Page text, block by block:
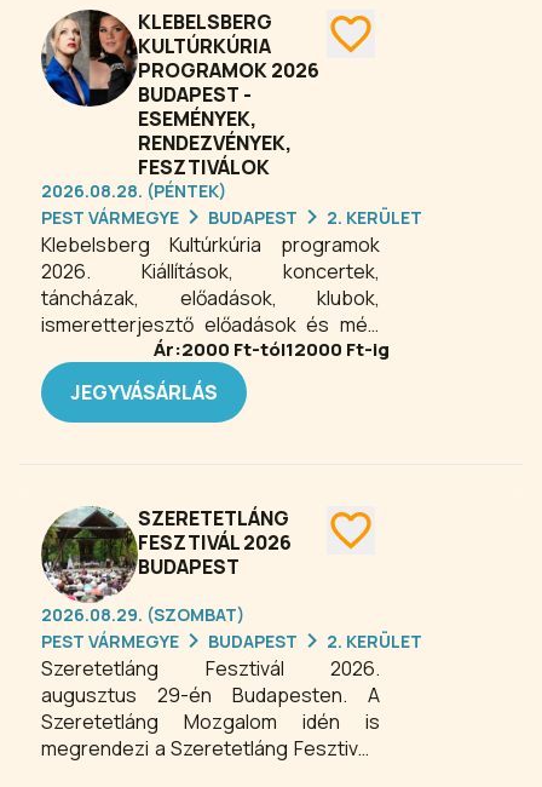
előadásában. A helyszín különleges
hangulata még közelebb hozza a
színház élményét, felejthetetlen
estét ígérve a közönségnek.
KLEBELSBERG
KULTÚRKÚRIA
PROGRAMOK 2026
BUDAPEST -
ESEMÉNYEK,
RENDEZVÉNYEK,
FESZTIVÁLOK
2026.08.28. (PÉNTEK)
PEST VÁRMEGYE
BUDAPEST 2. KERÜLET
Klebelsberg Kultúrkúria programok
2026. Kiállítások, koncertek,
táncházak, előadások, klubok,
ismeretterjesztő előadások és még
számos program a Klebelsberg
Kultúrkúriában. A múlt és jelen közötti
harmonikus kapcsolat nemcsak az
épületre, hanem a Kultúrkúria felvállalt
művészeti koncepciójára is
modern zenés színház (modern
opera); néptánc és kortárs
táncművészet; komolyzene és nívós
könnyűzene; kortárs egyéni és
csoportos képző-és iparművészeti
kiállítások és fotóművészek tárlatai. E
kategóriák látszólag különböző
művészeti ágakhoz tartoznak,
valójában azonban egy tőből
fakadnak, így programkínálatunkban
Ár:2000 Ft-tól12000 Ft-ig
JEGYVÁSÁRLÁS
SZERETETLÁNG
FESZTIVÁL 2026
BUDAPEST
2026.08.29. (SZOMBAT)
PEST VÁRMEGYE
BUDAPEST 2. KERÜLET
Szeretetláng Fesztivál 2026.
augusztus 29-én Budapesten. A
Szeretetláng Mozgalom idén is
megrendezi a Szeretetláng Fesztivált